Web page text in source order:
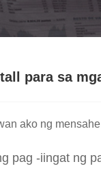
para sa
ako ng mensahe
pag -iingat ng